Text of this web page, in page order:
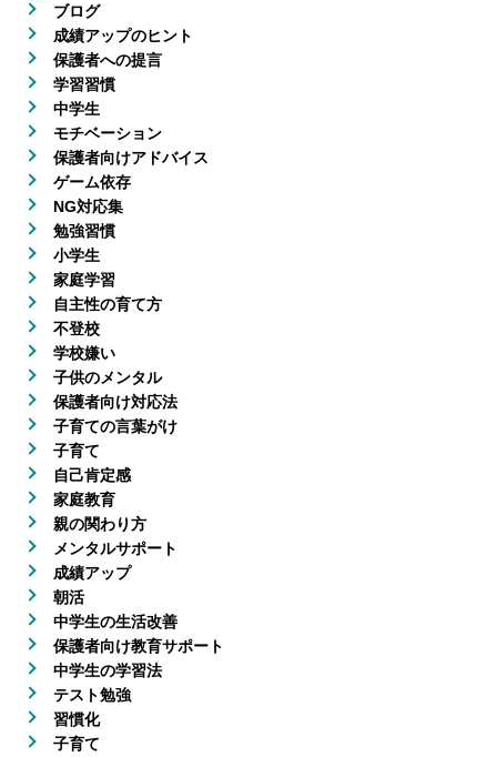
ブログ
成績アップのヒント
保護者への提言
学習習慣
中学生
モチベーション
保護者向けアドバイス
ゲーム依存
NG対応集
勉強習慣
小学生
家庭学習
自主性の育て方
不登校
学校嫌い
子供のメンタル
保護者向け対応法
子育ての言葉がけ
子育て
自己肯定感
家庭教育
親の関わり方
メンタルサポート
成績アップ
朝活
中学生の生活改善
保護者向け教育サポート
中学生の学習法
テスト勉強
習慣化
子育て